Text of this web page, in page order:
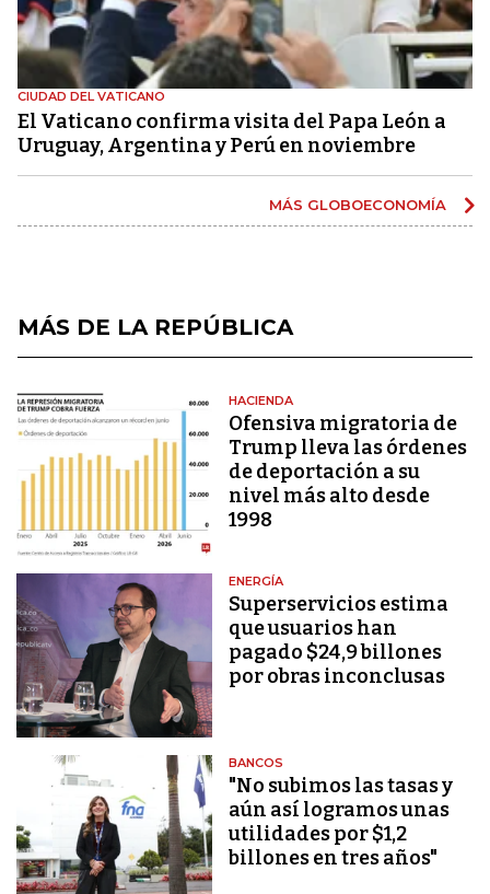
CIUDAD DEL VATICANO
El Vaticano confirma visita del Papa León a
Uruguay, Argentina y Perú en noviembre
MÁS GLOBOECONOMÍA
MÁS DE LA REPÚBLICA
HACIENDA
Ofensiva migratoria de
Trump lleva las órdenes
de deportación a su
nivel más alto desde
1998
ENERGÍA
Superservicios estima
que usuarios han
pagado $24,9 billones
por obras inconclusas
BANCOS
"No subimos las tasas y
aún así logramos unas
utilidades por $1,2
billones en tres años"